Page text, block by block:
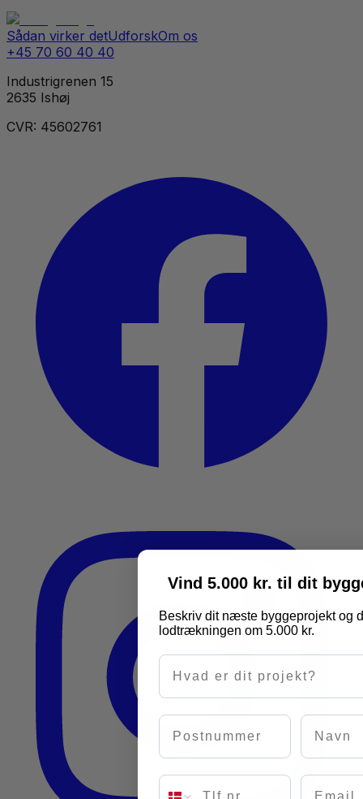
Sådan virker detUdforskOm os
+45 70 60 40 40
Industrigrenen 15
2635 Ishøj
CVR: 45602761
Vind 5.000 kr. til dit
Beskriv dit næste byggeprojekt og
lodtrækningen om 5.000 kr.
Hvad er dit projekt?
Postnummer Navn
Email